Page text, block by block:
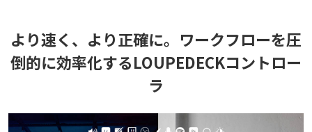
より速く、より正確に。ワークフローを圧
倒的に効率化するLOUPEDECKコントロー
ラ